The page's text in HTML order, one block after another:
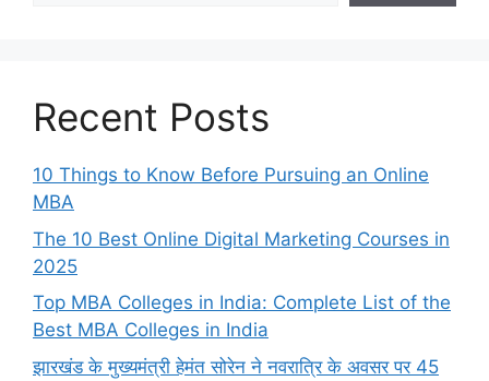
Recent Posts
10 Things to Know Before Pursuing an Online
MBA
The 10 Best Online Digital Marketing Courses in
2025
Top MBA Colleges in India: Complete List of the
Best MBA Colleges in India
झारखंड के मुख्यमंत्री हेमंत सोरेन ने नवरात्रि के अवसर पर 45